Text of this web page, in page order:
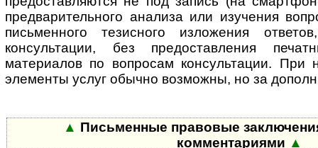
предварительного анализа или изучения
письменного тезисного изложения
консультации, без предоставления
материалов по вопросам консультации. При
элементы услуг обычно возможны, но за
▲ Письменные правовые
комментариями ▲